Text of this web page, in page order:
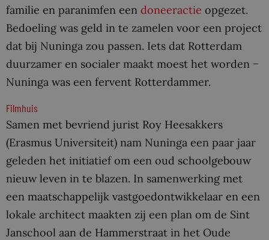
familie en paranimfen een doneeractie opgezet.
Bedoeling was geld in te zamelen voor een project
dat bij Nuninga zou passen. Iets dat Rotterdam
duurzamer en socialer maakt moest het worden −
Nuninga was een fervent Rotterdammer.
Filmhuis
Samen met bevriend jurist Roy Heesakkers
(Erasmus Universiteit) nam Nuninga een paar jaar
geleden het initiatief om een oud schoolgebouw
nieuw leven in te blazen. In samenwerking met
een maatschappelijk vastgoedontwikkelaar en een
lokale architect maakten zij een plan om de Sint
Janschool aan de Hammerstraat in het Oude